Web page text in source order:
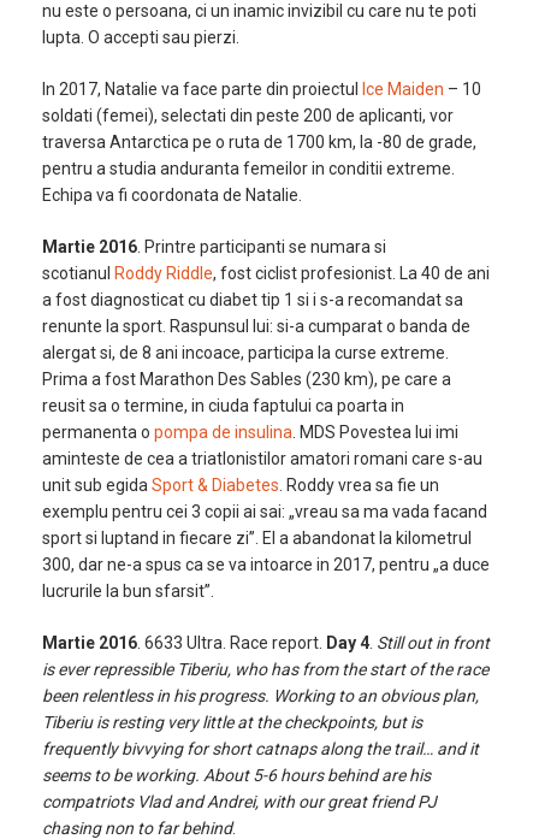
nu este o persoana, ci un inamic invizibil cu care nu te poti
lupta. O accepti sau pierzi.
In 2017, Natalie va face parte din proiectul Ice Maiden – 10
soldati (femei), selectati din peste 200 de aplicanti, vor
traversa Antarctica pe o ruta de 1700 km, la -80 de grade,
pentru a studia anduranta femeilor in conditii extreme.
Echipa va fi coordonata de Natalie.
Martie 2016 . Printre participanti se numara si
scotianul Roddy Riddle, fost ciclist profesionist. La 40 de ani
a fost diagnosticat cu diabet tip 1 si i s-a recomandat sa
renunte la sport. Raspunsul lui: si-a cumparat o banda de
alergat si, de 8 ani incoace, participa la curse extreme.
Prima a fost Marathon Des Sables (230 km), pe care a
reusit sa o termine, in ciuda faptului ca poarta in
permanenta o pompa de insulina . MDS Povestea lui imi
aminteste de cea a triatlonistilor amatori romani care s-au
unit sub egida Sport & Diabetes . Roddy vrea sa fie un
exemplu pentru cei 3 copii ai sai: „vreau sa ma vada facand
sport si luptand in fiecare zi”. El a abandonat la kilometrul
300, dar ne-a spus ca se va intoarce in 2017, pentru „a duce
lucrurile la bun sfarsit”.
Martie 2016 . 6633 Ultra. Race report. Day 4 Still out in front
is ever repressible Tiberiu, who has from the start of the race
been relentless in his progress. Working to an obvious plan,
Tiberiu is resting very little at the checkpoints, but is
frequently bivvying for short catnaps along the trail… and it
seems to be working. About 5-6 hours behind are his
compatriots Vlad and Andrei, with our great friend PJ
chasing non to far behind.